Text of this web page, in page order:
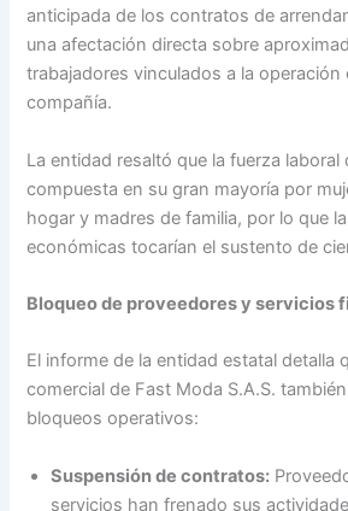
anticipada de los contratos de
una afectación directa sobre
trabajadores vinculados a la operación
compañía.
La entidad resaltó que la fuerza laboral
compuesta en su gran mayoría por
hogar y madres de familia, por lo que
económicas tocarían el sustento de
Bloqueo de proveedores y servicios
El informe de la entidad estatal detalla
comercial de Fast Moda S.A.S.
bloqueos operativos:
Suspensión de contratos:
servicios han frenado sus